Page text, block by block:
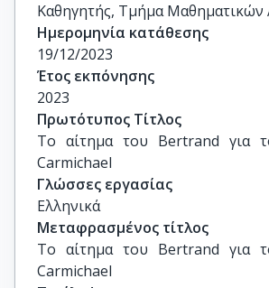
Καθηγητής, Τμήμα
Ημερομηνία κατάθεσης
19/12/2023
Έτος εκπόνησης
2023
Πρωτότυπος Τίτλος
Το αίτημα του Bertrand για
Carmichael
Γλώσσες εργασίας
Ελληνικά
Μεταφρασμένος τίτλος
Το αίτημα του Bertrand για
Carmichael